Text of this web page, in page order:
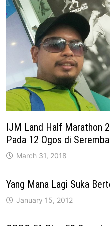
IJM Land Half Marathon
Pada 12 Ogos di
March 31, 2018
Yang Mana Lagi Suka
January 15, 2012